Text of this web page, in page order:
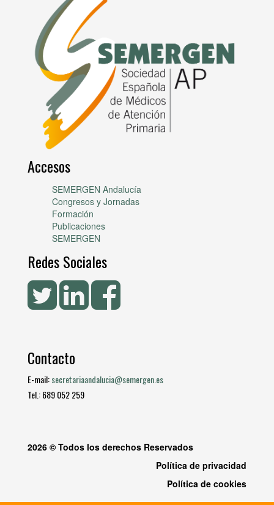
Accesos
SEMERGEN Andalucía
Congresos y Jornadas
Formación
Publicaciones
SEMERGEN
Redes Sociales
Contacto
E-mail:secretariaandalucia@semergen.es
Tel.: 689 052 259
2026 © Todos los derechos Reservados
Política de privacidad
Política de cookies